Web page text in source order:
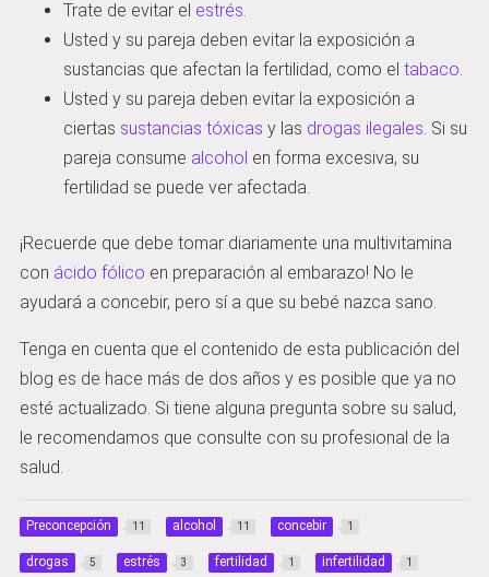
Trate de evitar el estrés
Usted y su pareja deben evitar la exposición a
sustancias que afectan la fertilidad, como el tabaco
Usted y su pareja deben evitar la exposición a
ciertas sustancias tóxicas y las drogas ilegales . Si su
pareja consume alcohol en forma excesiva, su
fertilidad se puede ver afectada.
¡Recuerde que debe tomar diariamente una multivitamina
con ácido fólico en preparación al embarazo! No le
ayudará a concebir, pero sí a que su bebé nazca sano.
Tenga en cuenta que el contenido de esta publicación del
blog es de hace más de dos años y es posible que ya no
esté actualizado. Si tiene alguna pregunta sobre su salud,
le recomendamos que consulte con su profesional de la
salud.
Preconcepción 11 alcohol 11 concebir 1
drogas 5 estrés 3 fertilidad 1 infertilidad 1